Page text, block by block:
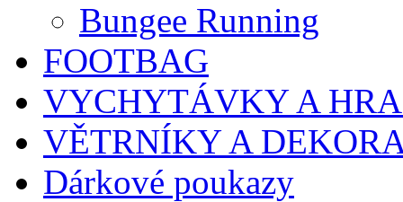
Bungee Running
FOOTBAG
VYCHYTÁVKY A
VĚTRNÍKY A
Dárkové poukazy